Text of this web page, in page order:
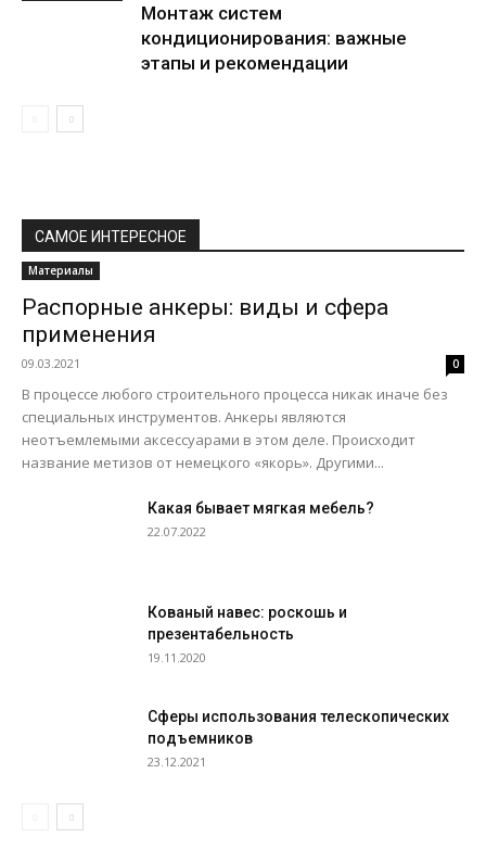
Монтаж систем
кондиционирования: важные
этапы и рекомендации
САМОЕ ИНТЕРЕСНОЕ
Материалы
Распорные анкеры: виды и сфера
применения
09.03.2021 0
В процессе любого строительного процесса никак иначе без
специальных инструментов. Анкеры являются
неотъемлемыми аксессуарами в этом деле. Происходит
название метизов от немецкого «якорь». Другими...
Какая бывает мягкая мебель?
22.07.2022
Кованый навес: роскошь и
презентабельность
19.11.2020
Сферы использования телескопических
подъемников
23.12.2021